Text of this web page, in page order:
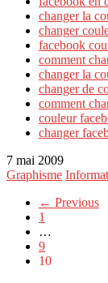
changer la
changer
facebook
comment
changer la
changer de
comment
couleur
changer
7 mai 2009
Graphisme
← Previous
1
…
9
10